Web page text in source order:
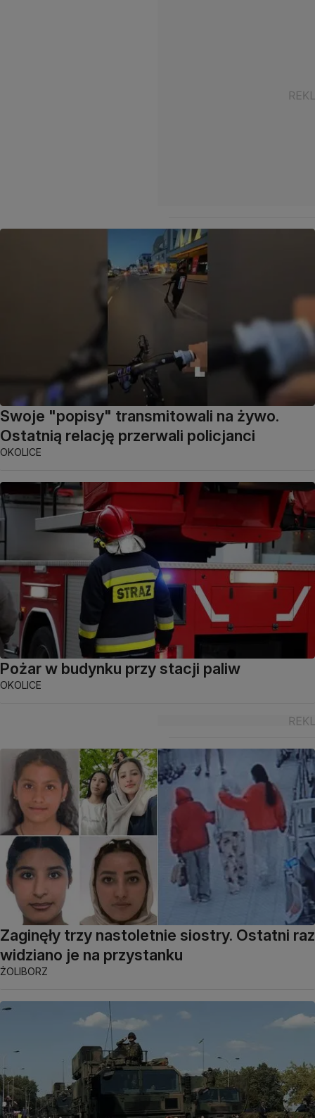
Swoje "popisy" transmitowali na żywo.
Ostatnią relację przerwali policjanci
OKOLICE
Pożar w budynku przy stacji paliw
OKOLICE
Zaginęły trzy nastoletnie siostry. Ostatni raz
widziano je na przystanku
ŻOLIBORZ